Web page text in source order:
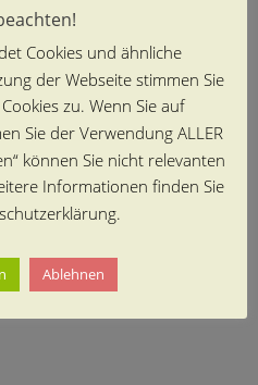
Cookies und ähnliche
der Webseite stimmen Sie
zu. Wenn Sie auf
Sie der Verwendung ALLER
können Sie nicht relevanten
Informationen finden Sie
Ablehnen